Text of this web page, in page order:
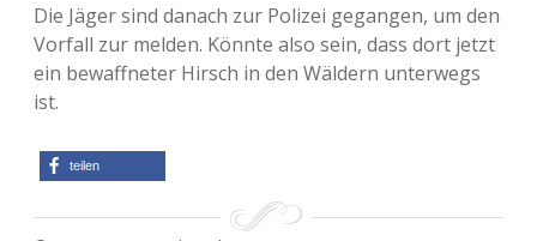
Die Jäger sind danach zur Polizei gegangen, um den
Vorfall zur melden. Könnte also sein, dass dort jetzt
ein bewaffneter Hirsch in den Wäldern unterwegs
ist.
teilen